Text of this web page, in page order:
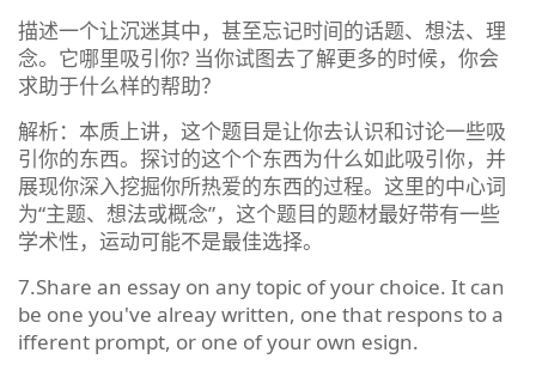
描述一个让沉迷其中，甚至忘记时间的话题、想法、理
念。它哪里吸引你? 当你试图去了解更多的时候，你会
求助于什么样的帮助？
解析：本质上讲，这个题目是让你去认识和讨论一些吸
引你的东西。探讨的这个个东西为什么如此吸引你，并
展现你深入挖掘你所热爱的东西的过程。这里的中心词
为“主题、想法或概念”，这个题目的题材最好带有一些
学术性，运动可能不是最佳选择。
7.Share an essay on any topic of your choice. It can
be one you've alreay written, one that respons to a
ifferent prompt, or one of your own esign.